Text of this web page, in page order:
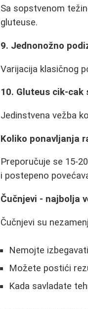
Sa sopstvenom
gluteuse.
9. Jednonožno
Varijacija klasičnog
10. Gluteus cik-cak
Jedinstvena vežba
Koliko ponavljanja
Preporučuje se 15-
i postepeno
Čučnjevi - najbolja
Čučnjevi su
Nemojte
Možete postići
Kada savladate